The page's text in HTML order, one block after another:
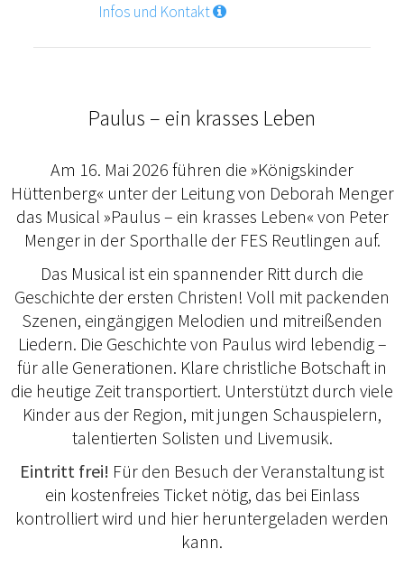
Infos und Kontakt
Paulus – ein krasses Leben
Am 16. Mai 2026 führen die »Königskinder
Hüttenberg« unter der Leitung von Deborah Menger
das Musical »Paulus – ein krasses Leben« von Peter
Menger in der Sporthalle der FES Reutlingen auf.
Das Musical ist ein spannender Ritt durch die
Geschichte der ersten Christen! Voll mit packenden
Szenen, eingängigen Melodien und mitreißenden
Liedern. Die Geschichte von Paulus wird lebendig –
für alle Generationen. Klare christliche Botschaft in
die heutige Zeit transportiert. Unterstützt durch viele
Kinder aus der Region, mit jungen Schauspielern,
talentierten Solisten und Livemusik.
Eintritt frei! Für den Besuch der Veranstaltung ist
ein kostenfreies Ticket nötig, das bei Einlass
kontrolliert wird und hier heruntergeladen werden
kann.